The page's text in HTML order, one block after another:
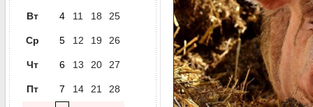
Вт 4 11 18 25
Ср 5 12 19 26
Чт 6 13 20 27
Пт 7 14 21 28